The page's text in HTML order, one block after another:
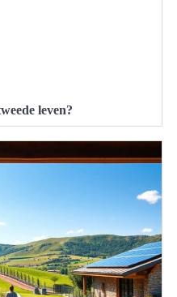
leven?